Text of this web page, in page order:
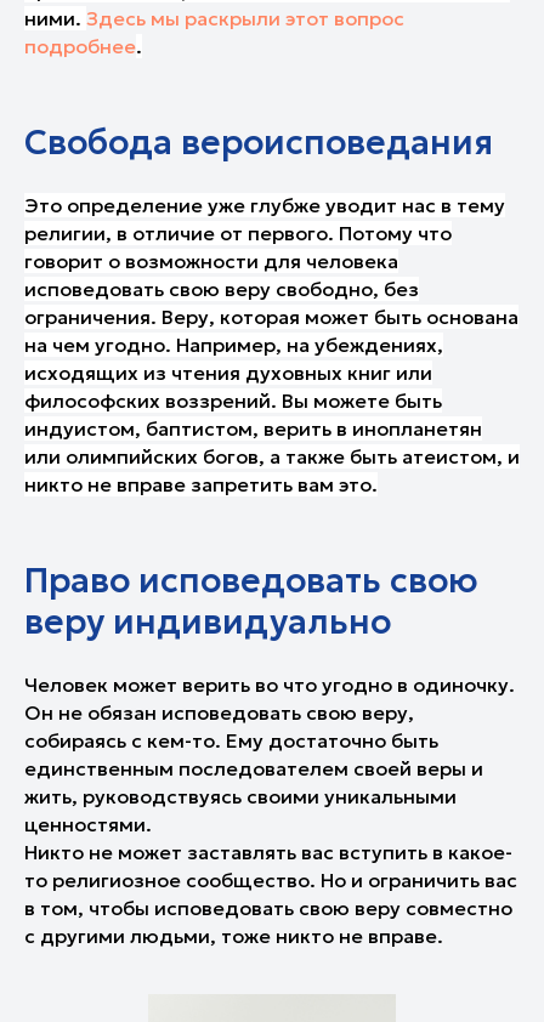
ними. Здесь мы раскрыли этот вопрос
подробнее.
Свобода вероисповедания
Это определение уже глубже уводит нас в тему
религии, в отличие от первого. Потому что
говорит о возможности для человека
исповедовать свою веру свободно, без
ограничения. Веру, которая может быть основана
на чем угодно. Например, на убеждениях,
исходящих из чтения духовных книг или
философских воззрений. Вы можете быть
индуистом, баптистом, верить в инопланетян
или олимпийских богов, а также быть атеистом, и
никто не вправе запретить вам это.
Право исповедовать свою
веру индивидуально
Человек может верить во что угодно в одиночку.
Он не обязан исповедовать свою веру,
собираясь с кем-то. Ему достаточно быть
единственным последователем своей веры и
жить, руководствуясь своими уникальными
ценностями.
Никто не может заставлять вас вступить в какое-
то религиозное сообщество. Но и ограничить вас
в том, чтобы исповедовать свою веру совместно
с другими людьми, тоже никто не вправе.